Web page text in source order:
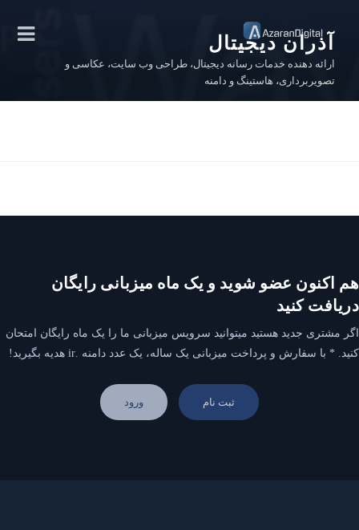
محتوا آذران دیجیتال
ارائه دهنده خدمات رسانه دیجیتال، طراحی وب سایت، عکاسی و
تصویربرداری، هاستینگ و دامنه
هم اکنون عضو شوید و یک ماه میزبانی رایگان
دریافت کنید
اگر مشتری جدید هستید میتوانید سرویس میزبانی ما را یک ماه رایگان امتحان
کنید. * با سفارش و پرداخت میزبانی یک ساله، یک عدد دامنه .ir هدیه بگیرید!
ثبت نام ورود